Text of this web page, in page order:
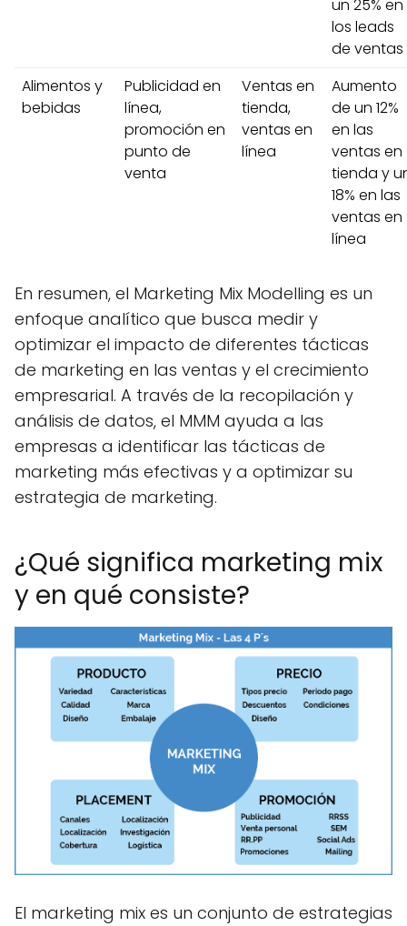
un 25% en
los leads
de ventas
Alimentos y
bebidas
Publicidad en
línea,
promoción en
punto de
venta
Ventas en
tienda,
ventas en
línea
Aumento
de un 12%
en las
ventas en
tienda y
18% en las
ventas en
línea
En resumen, el Marketing Mix Modelling es un
enfoque analítico que busca medir y
optimizar el impacto de diferentes tácticas
de marketing en las ventas y el crecimiento
empresarial. A través de la recopilación y
análisis de datos, el MMM ayuda a las
empresas a identificar las tácticas de
marketing más efectivas y a optimizar su
estrategia de marketing.
¿Qué significa marketing mix
y en qué consiste?
El marketing mix es un conjunto de estrategias